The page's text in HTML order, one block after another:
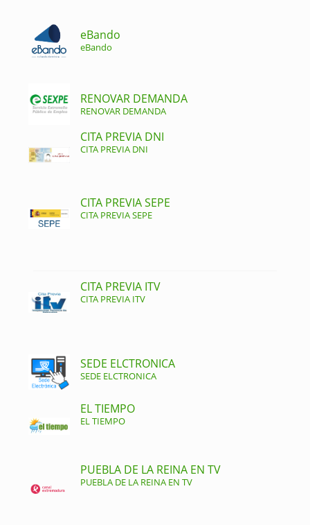
eBando
eBando
RENOVAR DEMANDA
RENOVAR DEMANDA
CITA PREVIA DNI
CITA PREVIA DNI
CITA PREVIA SEPE
CITA PREVIA SEPE
CITA PREVIA ITV
CITA PREVIA ITV
SEDE ELCTRONICA
SEDE ELCTRONICA
EL TIEMPO
EL TIEMPO
PUEBLA DE LA REINA EN TV
PUEBLA DE LA REINA EN TV